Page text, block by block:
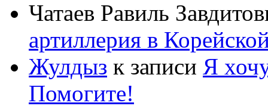
Чатаев Равиль
артиллерия в
Жулдыз к записи Я
Помогите!